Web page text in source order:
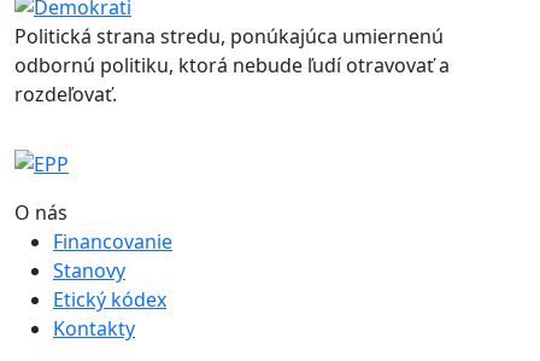
Politická strana stredu, ponúkajúca umiernenú
odbornú politiku, ktorá nebude ľudí otravovať a
rozdeľovať.
O nás
Financovanie
Stanovy
Etický kódex
Kontakty